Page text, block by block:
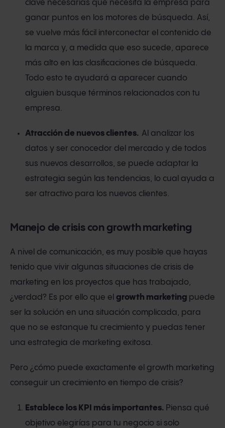
clave necesarias que necesita la empresa para
ganar puntos en los motores de búsqueda. Así,
se vuelve más fácil interconectar el contenido de
la marca y, a medida que eso sucede, aparece
más alto en las clasificaciones de búsqueda.
Todo esto te ayudará a aparecer cuando
alguien busque términos relacionados con tu
empresa.
Atracción de nuevos clientes. Al analizar los
datos y ser conocedor del mercado y de todos
sus nuevos desarrollos, se puede adaptar la
estrategia según las tendencias, lo cual ayuda a
ser atractivo para los nuevos clientes.
Manejo de crisis con growth marketing
A nivel de comunicación, es muy posible que hayas
tenido que vivir algunas situaciones de crisis de
marketing en los proyectos que has trabajado,
¿verdad? Es por ello que el growth marketing puede
ser la solución en una situación complicada, para
que no se estanque tu crecimiento y puedas tener
una estrategia de marketing exitosa.
Pero ¿cómo puede exactamente el growth marketing
conseguir un crecimiento en tiempo de crisis?
Establece los KPI más importantes. Piensa qué
objetivo elegirías para tu negocio si solo